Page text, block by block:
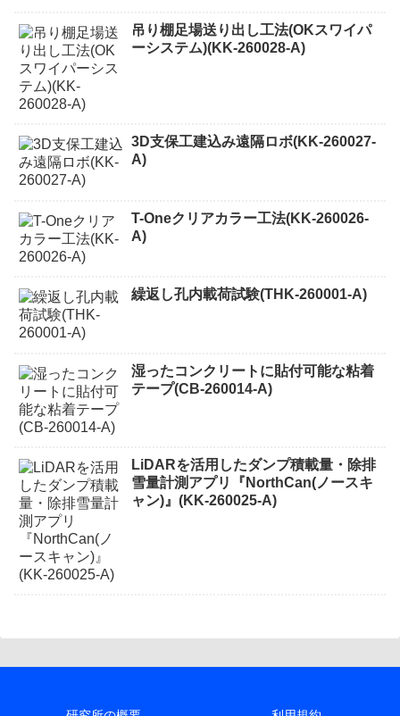
吊り棚足場送り出し工法(OKスワイパ
ーシステム)(KK-260028-A)
3D支保工建込み遠隔ロボ(KK-260027-
A)
T-Oneクリアカラー工法(KK-260026-
A)
繰返し孔内載荷試験(THK-260001-A)
湿ったコンクリートに貼付可能な粘着
テープ(CB-260014-A)
LiDARを活用したダンプ積載量・除排
雪量計測アプリ『NorthCan(ノースキ
ャン)』(KK-260025-A)